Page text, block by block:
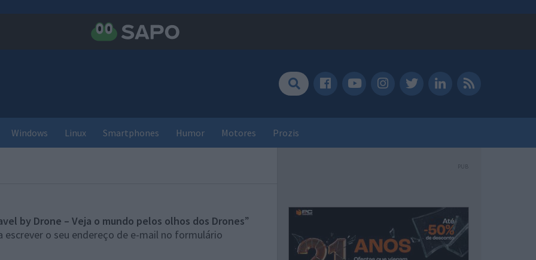
Windows Linux Smartphones Humor Motores Prozis
by Drone – Veja o mundo pelos olhos dos Drones”
o seu endereço de e-mail no formulário
PUB